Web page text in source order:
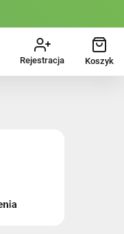
Rejestracja Koszyk